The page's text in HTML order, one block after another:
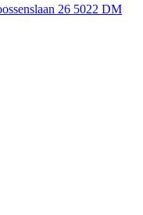
26 5022 DM